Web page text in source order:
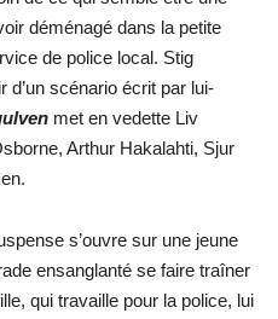
déménagé dans la petite
de police local. Stig
d’un scénario écrit par lui-
met en vedette Liv
Arthur Hakalahti, Sjur
s’ouvre sur une jeune
ensanglanté se faire traîner
qui travaille pour la police, lui